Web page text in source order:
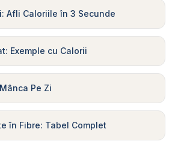
Afli Caloriile în 3 Secunde
Exemple cu Calorii
Pe Zi
în Fibre: Tabel Complet